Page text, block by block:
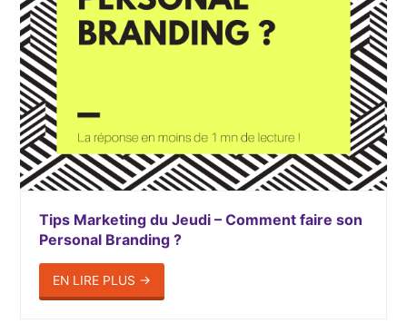
Tips Marketing du Jeudi – Comment faire son
Personal Branding ?
EN LIRE PLUS →